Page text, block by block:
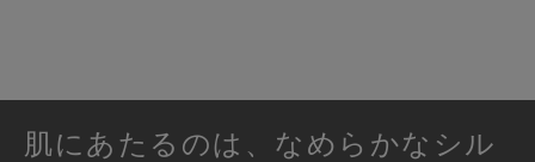
肌にあたるのは、なめらかなシル